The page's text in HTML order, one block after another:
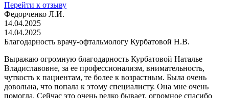
Перейти к отзыву
Федорченко Л.И.
14.04.2025
14.04.2025
Благодарность врачу-офтальмологу Курбатовой Н.В.
Выражаю огромную благодарность Курбатовой Наталье
Владиславовне, за ее профессионализм, внимательность,
чуткость к пациентам, те более к возрастным. Была очень
довольна, что попала к этому специалисту. Она мне очень
помогла. Сейчас это очень редко бывает, огромное спасибо